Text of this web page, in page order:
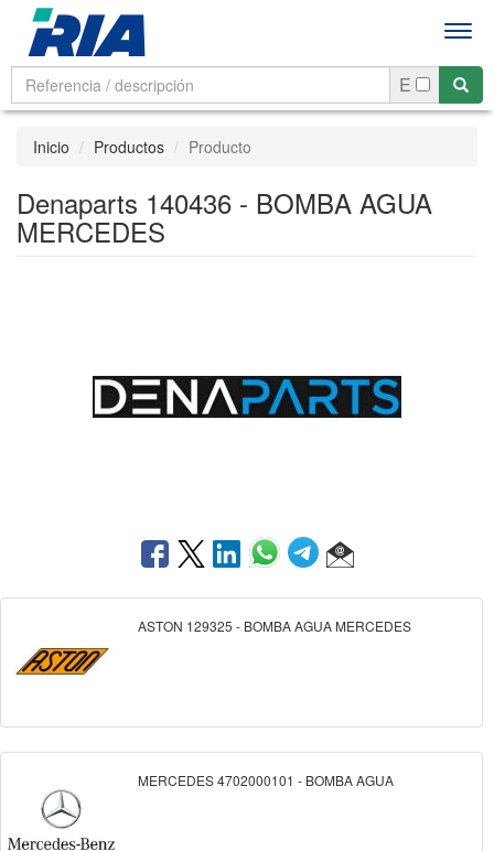
E
Inicio Productos Producto
Denaparts 140436 - BOMBA AGUA
MERCEDES
ASTON 129325 - BOMBA AGUA MERCEDES
MERCEDES 4702000101 - BOMBA AGUA